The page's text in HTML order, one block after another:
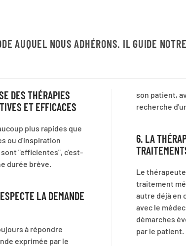
AUQUEL NOUS ADHÉRONS. IL GUIDE
DES THÉRAPIES
ET EFFICACES
plus rapides que
ou d'inspiration
"efficientes", c'est-
durée brève.
LA DEMANDE
à répondre
exprimée par le
son patient,
recherche
6. LA
Le
traitement
autre déjà en
avec le
démarches
par le patient.